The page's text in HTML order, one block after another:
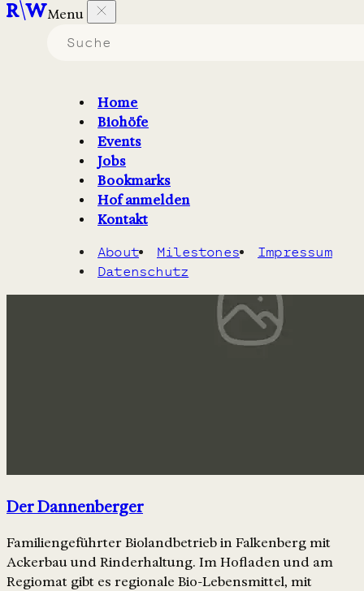
Menu
Home
Biohöfe
Events
Jobs
Bookmarks
Hof anmelden
Kontakt
About Milestones
Impressum
Datenschutz
Biohöfe in Brandenburg
Karte
Der Dannenberger
Familiengeführter Biolandbetrieb in Falkenberg mit
Ackerbau und Rinderhaltung. Im Hofladen und am
Regiomat gibt es regionale Bio-Lebensmittel, mit